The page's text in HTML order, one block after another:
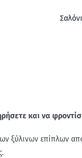
Σαλόνι
και να
ξύλινων επίπλων